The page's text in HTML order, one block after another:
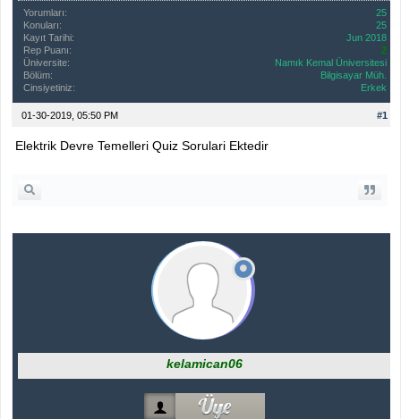
Yorumları:
25
Konuları:
25
Kayıt Tarihi:
Jun 2018
Rep Puanı:
2
Üniversite:
Namık Kemal Üniversitesi
Bölüm:
Bilgisayar Müh.
Cinsiyetiniz:
Erkek
#1
01-30-2019, 05:50 PM
Elektrik Devre Temelleri Quiz Sorulari Ektedir
kelamican06